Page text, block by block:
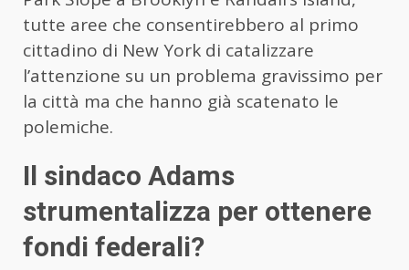
tutte aree che consentirebbero al primo
cittadino di New York di catalizzare
l’attenzione su un problema gravissimo per
la città ma che hanno già scatenato le
polemiche.
Il sindaco Adams
strumentalizza per ottenere
fondi federali?